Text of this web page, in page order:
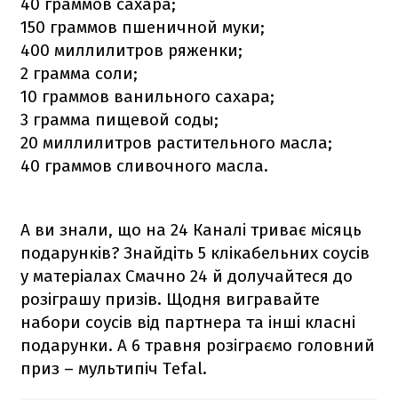
150 граммов пшеничной муки;
400 миллилитров ряженки;
2 грамма соли;
10 граммов ванильного сахара;
3 грамма пищевой соды;
20 миллилитров растительного масла;
40 граммов сливочного масла.
А ви знали, що на 24 Каналі триває місяць
подарунків? Знайдіть 5 клікабельних соусів
у матеріалах Смачно 24 й долучайтеся до
розіграшу призів. Щодня вигравайте
набори соусів від партнера та інші класні
подарунки. А 6 травня розіграємо головний
приз – мультипіч Tefal.